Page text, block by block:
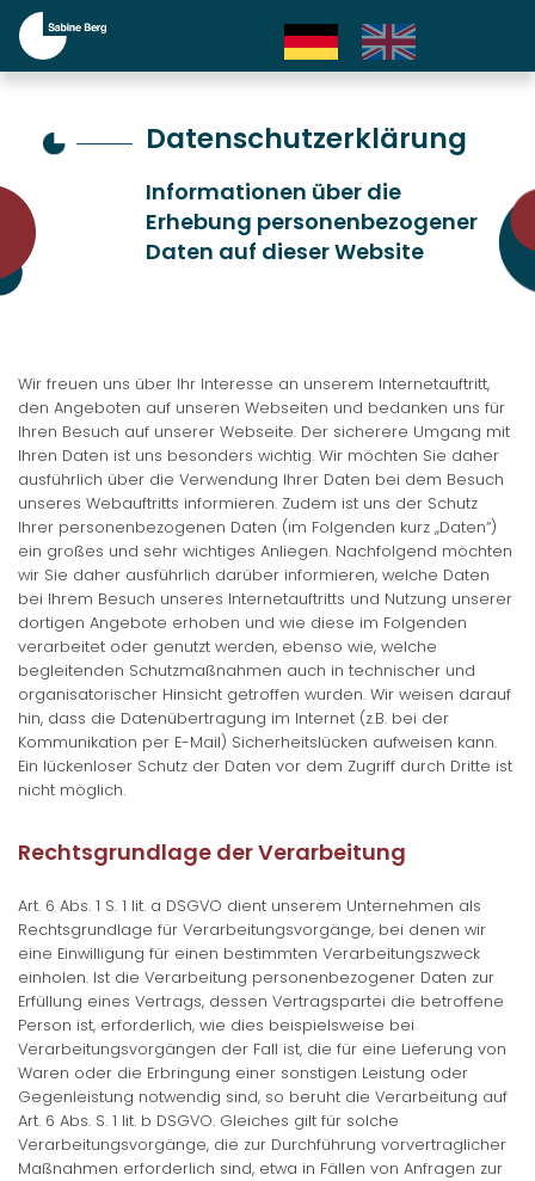
DE EN
Datenschutzerklärung
Informationen über die
Erhebung personenbezogener
Daten auf dieser Website
Wir freuen uns über Ihr Interesse an unserem Internetauftritt,
den Angeboten auf unseren Webseiten und bedanken uns für
Ihren Besuch auf unserer Webseite. Der sicherere Umgang mit
Ihren Daten ist uns besonders wichtig. Wir möchten Sie daher
ausführlich über die Verwendung Ihrer Daten bei dem Besuch
unseres Webauftritts informieren. Zudem ist uns der Schutz
Ihrer personenbezogenen Daten (im Folgenden kurz ,,Daten“)
ein großes und sehr wichtiges Anliegen. Nachfolgend möchten
wir Sie daher ausführlich darüber informieren, welche Daten
bei Ihrem Besuch unseres Internetauftritts und Nutzung unserer
dortigen Angebote erhoben und wie diese im Folgenden
verarbeitet oder genutzt werden, ebenso wie, welche
begleitenden Schutzmaßnahmen auch in technischer und
organisatorischer Hinsicht getroffen wurden. Wir weisen darauf
hin, dass die Datenübertragung im Internet (z.B. bei der
Kommunikation per E-Mail) Sicherheitslücken aufweisen kann.
Ein lückenloser Schutz der Daten vor dem Zugriff durch Dritte ist
nicht möglich.
Rechtsgrundlage der Verarbeitung
Art. 6 Abs. 1 S. 1 lit. a DSGVO dient unserem Unternehmen als
Rechtsgrundlage für Verarbeitungsvorgänge, bei denen wir
eine Einwilligung für einen bestimmten Verarbeitungszweck
einholen. Ist die Verarbeitung personenbezogener Daten zur
Erfüllung eines Vertrags, dessen Vertragspartei die betroffene
Person ist, erforderlich, wie dies beispielsweise bei
Verarbeitungsvorgängen der Fall ist, die für eine Lieferung von
Waren oder die Erbringung einer sonstigen Leistung oder
Gegenleistung notwendig sind, so beruht die Verarbeitung auf
Art. 6 Abs. S. 1 lit. b DSGVO. Gleiches gilt für solche
Verarbeitungsvorgänge, die zur Durchführung vorvertraglicher
Maßnahmen erforderlich sind, etwa in Fällen von Anfragen zur